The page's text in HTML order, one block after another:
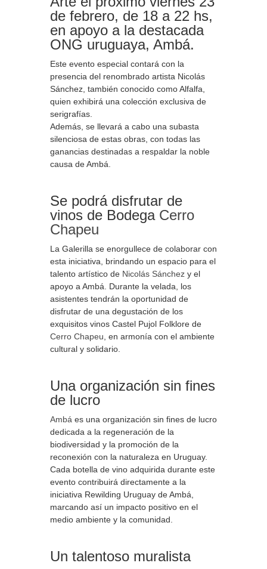
de febrero, de 18 a 22 hs,
en apoyo a la destacada
ONG uruguaya, Ambá.
Este evento especial contará con la
presencia del renombrado artista Nicolás
Sánchez, también conocido como Alfalfa,
quien exhibirá una colección exclusiva de
serigrafías.
Además, se llevará a cabo una subasta
silenciosa de estas obras, con todas las
ganancias destinadas a respaldar la noble
causa de Ambá.
Se podrá disfrutar de
vinos de Bodega Cerro
Chapeu
La Galerilla se enorgullece de colaborar con
esta iniciativa, brindando un espacio para el
talento artístico de Nicolás Sánchez y el
apoyo a Ambá. Durante la velada, los
asistentes tendrán la oportunidad de
disfrutar de una degustación de los
exquisitos vinos Castel Pujol Folklore de
Cerro Chapeu, en armonía con el ambiente
cultural y solidario.
Una organización sin fines
de lucro
Ambá es una organización sin fines de lucro
dedicada a la regeneración de la
biodiversidad y la promoción de la
reconexión con la naturaleza en Uruguay.
Cada botella de vino adquirida durante este
evento contribuirá directamente a la
iniciativa Rewilding Uruguay de Ambá,
marcando así un impacto positivo en el
medio ambiente y la comunidad.
Un talentoso muralista